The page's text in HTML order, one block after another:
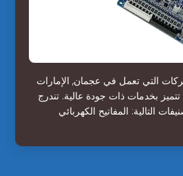
التي تعمل في عجمان, الإمارات
تتميز بخدمات ذات جودة عالية. تندرج
التالية: المفاتيح الكهربائي